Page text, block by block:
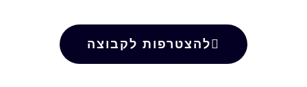
להצטרפות לקבוצה